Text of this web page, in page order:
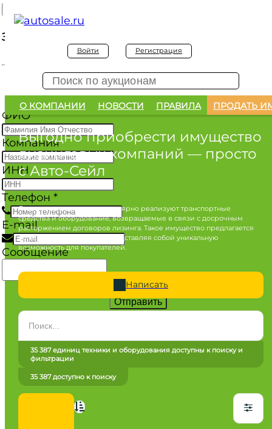
Войти Регистрация
О КОМПАНИИ НОВОСТИ ПРАВИЛА ПРОДАТЬ
Выгодно приобрести имущество
лизинговых компаний — просто
с Авто-Сейл
Лизинговые компании регулярно реализуют транспортные
средства и оборудование, возвращаемые в связи с досрочным
расторжением договоров лизинга. Такое имущество предлагается
по конкурентным ценам, представляя собой уникальную
возможность для покупателей.
Написать
Марка
Все марки
35 387 единиц техники и оборудования доступны к поиску и
фильтрации
35 387 доступно к поиску
Заявка на покупку
Заявка на покупку изъятого а/м
ФИО*
Компания
ИНН
Телефон *
E-mail
Сообщение
Отправить